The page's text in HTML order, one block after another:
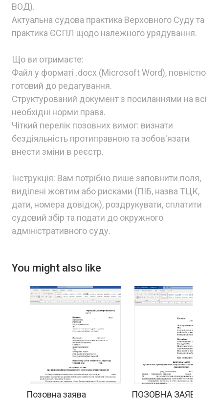
ВОД).
Актуальна судова практика Верховного Суду та
практика ЄСПЛ щодо належного урядування.
Що ви отримаєте:
Файл у форматі .docx (Microsoft Word), повністю
готовий до редагування.
Структурований документ з посиланнями на всі
необхідні норми права.
Чіткий перелік позовних вимог: визнати
бездіяльність протиправною та зобов'язати
внести зміни в реєстр.
Інструкція: Вам потрібно лише заповнити поля,
виділені жовтим або рисками (ПІБ, назва ТЦК,
дати, номера довідок), роздрукувати, сплатити
судовий збір та подати до окружного
адміністративного суду.
You might also like
Позовна заява ПОЗОВНА ЗАЯВА про